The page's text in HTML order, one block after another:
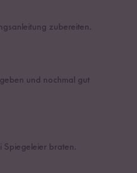
zubereiten.
und nochmal gut
Spiegeleier braten.